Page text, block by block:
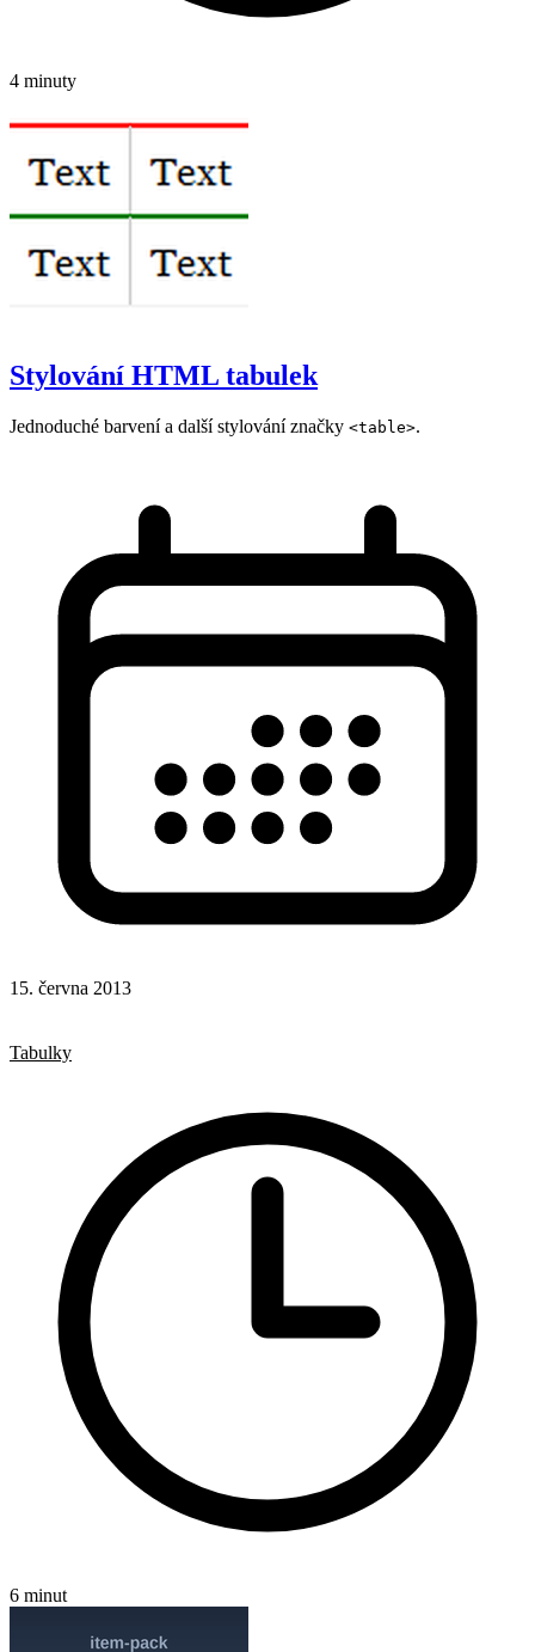
4 minuty
Stylování HTML tabulek
Jednoduché barvení a další stylování značky <table>.
15. června 2013
Tabulky
6 minut